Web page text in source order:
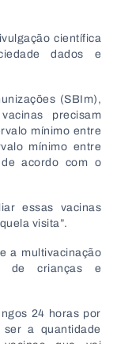
científica
dados e
(SBIm),
precisam
mínimo entre
mínimo entre
acordo com o
essas vacinas
visita”.
a multivacinação
de crianças e
24 horas por
a quantidade